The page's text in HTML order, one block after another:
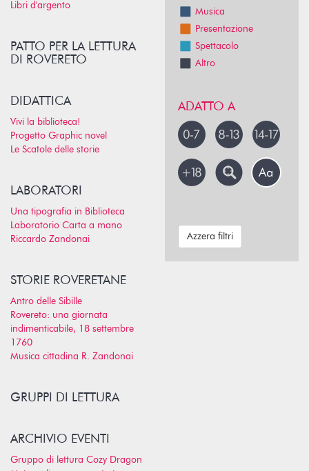
Libri d'argento
PATTO PER LA LETTURA
DI ROVERETO
DIDATTICA
Vivi la biblioteca!
Progetto Graphic novel
Le Scatole delle storie
LABORATORI
Una tipografia in Biblioteca
Laboratorio Carta a mano
Riccardo Zandonai
STORIE ROVERETANE
Antro delle Sibille
Rovereto: una giornata
indimenticabile, 18 settembre
1760
Musica cittadina R. Zandonai
GRUPPI DI LETTURA
ARCHIVIO EVENTI
Gruppo di lettura Cozy Dragon
Musica
Presentazione
Spettacolo
Altro
ADATTO A
Azzera filtri